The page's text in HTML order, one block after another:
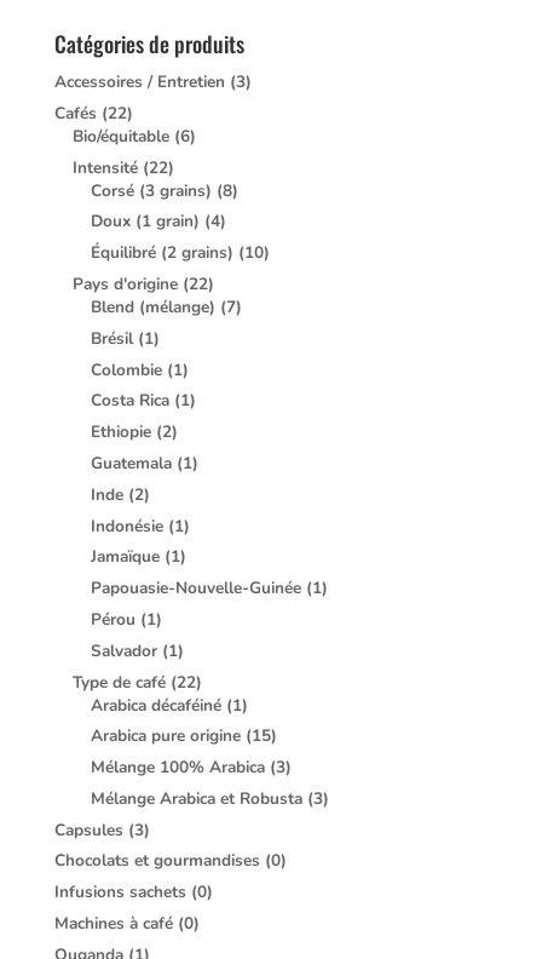
Catégories de produits
Accessoires / Entretien (3)
Cafés (22)
Bio/équitable (6)
Intensité (22)
Corsé (3 grains) (8)
Doux (1 grain) (4)
Équilibré (2 grains) (10)
Pays d'origine (22)
Blend (mélange) (7)
Brésil (1)
Colombie (1)
Costa Rica (1)
Ethiopie (2)
Guatemala (1)
Inde (2)
Indonésie (1)
Jamaïque (1)
Papouasie-Nouvelle-Guinée (1)
Pérou (1)
Salvador (1)
Type de café (22)
Arabica décaféiné (1)
Arabica pure origine (15)
Mélange 100% Arabica (3)
Mélange Arabica et Robusta (3)
Capsules (3)
Chocolats et gourmandises (0)
Infusions sachets (0)
Machines à café (0)